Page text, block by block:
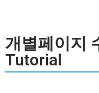
개별페이지
Tutorial